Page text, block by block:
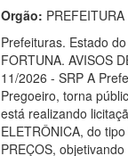
Orgão:
Prefeituras. Estado
FORTUNA. AVISOS
11/2026 - SRP A
Pregoeiro, torna
está realizando
ELETRÔNICA, do
PREÇOS,